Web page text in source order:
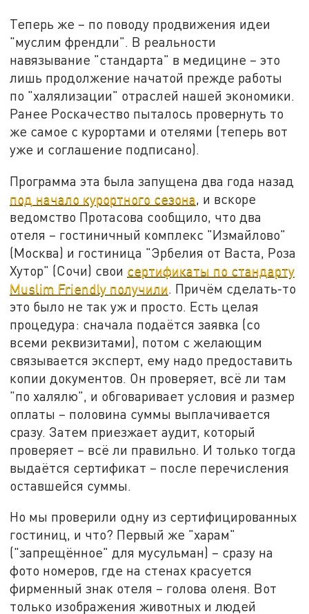
Теперь же – по поводу продвижения идеи
"муслим френдли". В реальности
навязывание "стандарта" в медицине – это
лишь продолжение начатой прежде работы
по "халялизации" отраслей нашей экономики.
Ранее Роскачество пыталось провернуть то
же самое с курортами и отелями (теперь вот
уже и соглашение подписано).
Программа эта была запущена два года назад
под начало курортного сезона, и вскоре
ведомство Протасова сообщило, что два
отеля – гостиничный комплекс "Измайлово"
(Москва) и гостиница "Эрбелия от Васта, Роза
Хутор" (Сочи) свои сертификаты по стандарту
Muslim Friendly получили. Причём сделать-то
это было не так уж и просто. Есть целая
процедура: сначала подаётся заявка (со
всеми реквизитами), потом с желающим
связывается эксперт, ему надо предоставить
копии документов. Он проверяет, всё ли там
"по халялю", и обговаривает условия и размер
оплаты – половина суммы выплачивается
сразу. Затем приезжает аудит, который
проверяет – всё ли правильно. И только тогда
выдаётся сертификат – после перечисления
оставшейся суммы.
Но мы проверили одну из сертифицированных
гостиниц, и что? Первый же "харам"
("запрещённое" для мусульман) – сразу на
фото номеров, где на стенах красуется
фирменный знак отеля – голова оленя. Вот
только изображения животных и людей